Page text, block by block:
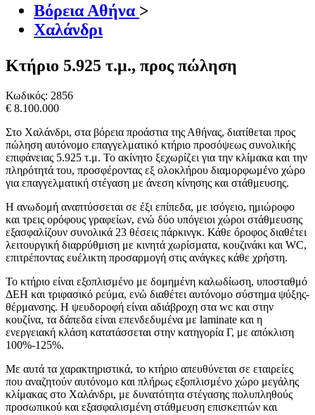
Βόρεια Αθήνα >
Χαλάνδρι
Κτήριο 5.925 τ.μ., προς πώληση
Κωδικός: 2856
€ 8.100.000
Στο Χαλάνδρι, στα βόρεια προάστια της Αθήνας, διατίθεται προς
πώληση αυτόνομο επαγγελματικό κτήριο προσόψεως συνολικής
επιφάνειας 5.925 τ.μ. Το ακίνητο ξεχωρίζει για την κλίμακα και την
πληρότητά του, προσφέροντας εξ ολοκλήρου διαμορφωμένο χώρο
για επαγγελματική στέγαση με άνεση κίνησης και στάθμευσης.
Η ανωδομή αναπτύσσεται σε έξι επίπεδα, με ισόγειο, ημιώροφο
και τρεις ορόφους γραφείων, ενώ δύο υπόγειοι χώροι στάθμευσης
εξασφαλίζουν συνολικά 23 θέσεις πάρκινγκ. Κάθε όροφος διαθέτει
λειτουργική διαρρύθμιση με κινητά χωρίσματα, κουζινάκι και WC,
επιτρέποντας ευέλικτη προσαρμογή στις ανάγκες κάθε χρήστη.
Το κτήριο είναι εξοπλισμένο με δομημένη καλωδίωση, υποσταθμό
ΔΕΗ και τριφασικό ρεύμα, ενώ διαθέτει αυτόνομο σύστημα ψύξης-
θέρμανσης. Η ψευδοροφή είναι αδιάβροχη στα wc και στην
κουζίνα, τα δάπεδα είναι επενδεδυμένα με laminate και η
ενεργειακή κλάση κατατάσσεται στην κατηγορία Γ, με απόκλιση
100%-125%.
Με αυτά τα χαρακτηριστικά, το κτήριο απευθύνεται σε εταιρείες
που αναζητούν αυτόνομο και πλήρως εξοπλισμένο χώρο μεγάλης
κλίμακας στο Χαλάνδρι, με δυνατότητα στέγασης πολυπληθούς
προσωπικού και εξασφαλισμένη στάθμευση επισκεπτών και